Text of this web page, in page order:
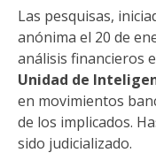
Las pesquisas,
anónima el 20 de
análisis financieros
Unidad de
en movimientos
de los implicados.
sido judicializado.